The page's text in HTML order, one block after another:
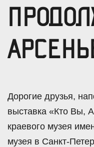
Дорогие друзья,
выставка «Кто Вы,
краевого музея
музея в Санкт-